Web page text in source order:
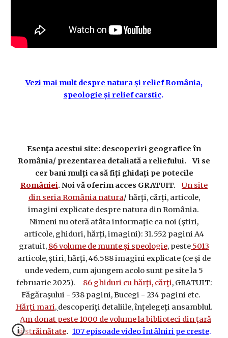
Vezi mai mult despre natura și relief România,
speologie și relief carstic.
Esenţa acestui site: descoperiri geografice în
România/ prezentarea detaliată a reliefului. Vi se
cer bani mulți ca să fiți ghidați pe potecile
României. Noi vă oferim acces GRATUIT. Un site
din seria România natura/ hărţi, cărţi, articole,
imagini explicate despre natura din România.
Nimeni nu oferă atâta informaţie ca noi (ştiri,
articole, ghiduri, hărţi, imagini): 31.552 pagini A4
gratuit, 86 volume de munte și speologie, peste 5013
articole, știri, hărţi, 46.588 imagini explicate (ce și de
unde vedem, cum ajungem acolo sunt pe site la 5
februarie 2025). 86 ghiduri cu hărţi, cărţi, GRATUIT:
Făgăraşului - 538 pagini, Bucegi - 234 pagini etc.
Hărţi mari, descoperiţi detaliile, înţelegeţi ansamblul.
Am donat peste 1000 de volume la biblioteci din țară
și străinătate. 107 episoade video Întâlniri pe creste.